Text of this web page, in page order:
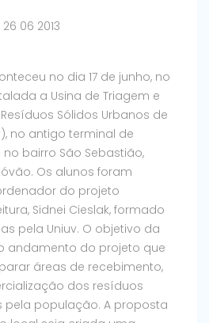
26 06 2013
no dia 17 de junho, no
a Usina de Triagem e
Sólidos Urbanos de
no antigo terminal de
bairro São Sebastião,
Os alunos foram
do projeto
Sidnei Cieslak, formado
pela Uniuv. O objetivo da
andamento do projeto que
áreas de recebimento,
dos resíduos
pela população. A proposta